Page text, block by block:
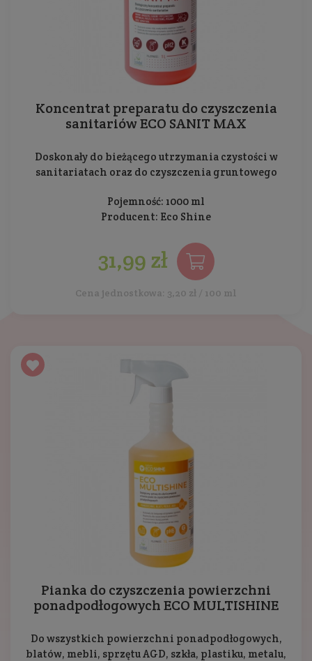
Koncentrat preparatu do czyszczenia
sanitariów ECO SANIT MAX
Doskonały do bieżącego utrzymania czystości w
sanitariatach oraz do czyszczenia gruntowego
Pojemność: 1000 ml
Producent: Eco Shine
31,99 zł
Cena jednostkowa: 3,20 zł / 100 ml
Pianka do czyszczenia powierzchni
ponadpodłogowych ECO MULTISHINE
Do wszystkich powierzchni ponadpodłogowych,
blatów, mebli, sprzętu AGD, szkła, plastiku, metalu,